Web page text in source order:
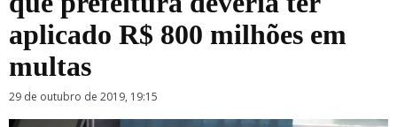
aplicado R$ 800 milhões em
multas
29 de outubro de 2019, 19:15